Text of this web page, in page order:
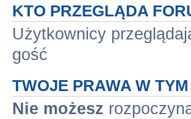
KTO PRZEGLĄDA
Użytkownicy
gość
TWOJE PRAWA W
Nie możesz